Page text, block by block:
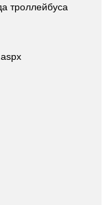
троллейбуса